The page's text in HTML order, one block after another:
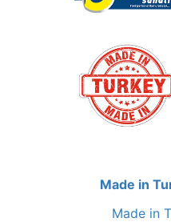
Made in
Made in